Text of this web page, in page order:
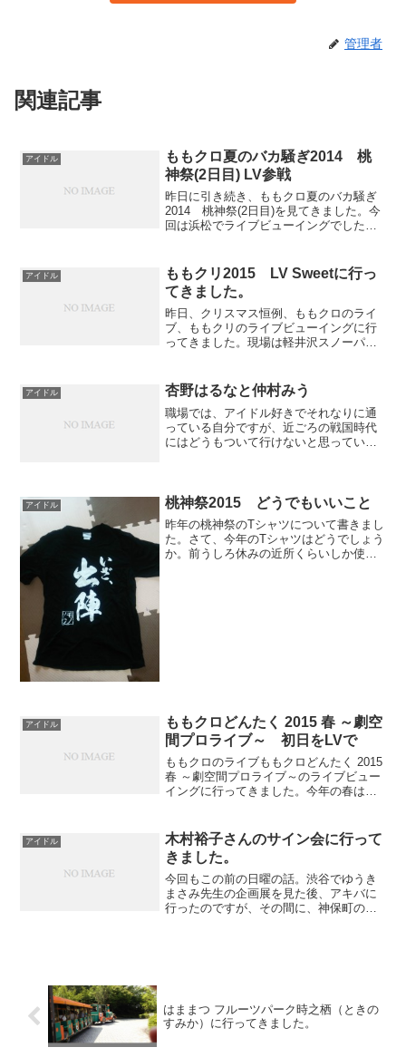
管理者
関連記事
アイドル
ももクロ夏のバカ騒ぎ2014 桃
神祭(2日目) LV参戦
昨日に引き続き、ももクロ夏のバカ騒ぎ
2014 桃神祭(2日目)を見てきました。今
回は浜松でライブビューイングでした。
ことなく会場へ入って待機していると、
周りが「開演遅れ...
アイドル
ももクリ2015 LV Sweetに行っ
てきました。
昨日、クリスマス恒例、ももクロのライ
ブ、ももクリのライブビューイングに行
ってきました。現場は軽井沢スノーパー
３Daysでしたが、ライブビューイングは
3日目のみでした。さ...
アイドル 杏野はるなと仲村みう
職場では、アイドル好きでそれなりに通
っている自分ですが、近ごろの戦国時代
にはどうもついて行けないと思っていま
のはアイドリング！！...
アイドル 桃神祭2015 どうでもいいこと
昨年の桃神祭のTシャツについて書きまし
た。さて、今年のTシャツはどうでしょう
か。前うしろ休みの近所くらいしか使え
アイドル
ももクロどんたく 2015 春 ～劇空
間プロライブ～ 初日をLVで
ももクロのライブももクロどんたく 2015
春 ～劇空間プロライブ～のライブビュー
イングに行ってきました。今年の春は、
いけるライブでした。が、会場はヤフオ
クドーム！...
アイドル
木村裕子さんのサイン会に行って
きました。
今回もこの前の日曜の話。渋谷でゆうき
まさみ先生の企画展を見た後、アキバに
行ったのですが、その間に、神保町の書
はままつ フルーツパーク時之栖（ときの
すみか）に行ってきました。